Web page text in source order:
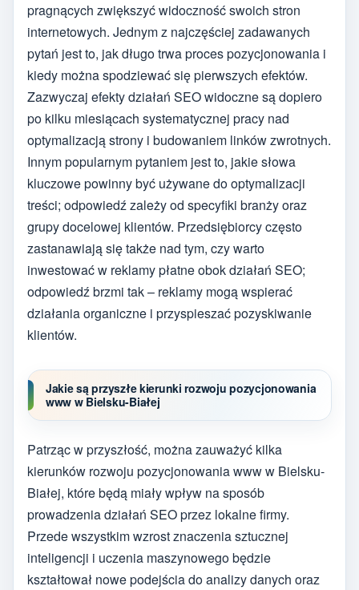
pragnących zwiększyć widoczność swoich stron
internetowych. Jednym z najczęściej zadawanych
pytań jest to, jak długo trwa proces pozycjonowania i
kiedy można spodziewać się pierwszych efektów.
Zazwyczaj efekty działań SEO widoczne są dopiero
po kilku miesiącach systematycznej pracy nad
optymalizacją strony i budowaniem linków zwrotnych.
Innym popularnym pytaniem jest to, jakie słowa
kluczowe powinny być używane do optymalizacji
treści; odpowiedź zależy od specyfiki branży oraz
grupy docelowej klientów. Przedsiębiorcy często
zastanawiają się także nad tym, czy warto
inwestować w reklamy płatne obok działań SEO;
odpowiedź brzmi tak – reklamy mogą wspierać
działania organiczne i przyspieszać pozyskiwanie
klientów.
Jakie są przyszłe kierunki rozwoju pozycjonowania
www w Bielsku-Białej
Patrząc w przyszłość, można zauważyć kilka
kierunków rozwoju pozycjonowania www w Bielsku-
Białej, które będą miały wpływ na sposób
prowadzenia działań SEO przez lokalne firmy.
Przede wszystkim wzrost znaczenia sztucznej
inteligencji i uczenia maszynowego będzie
kształtował nowe podejścia do analizy danych oraz